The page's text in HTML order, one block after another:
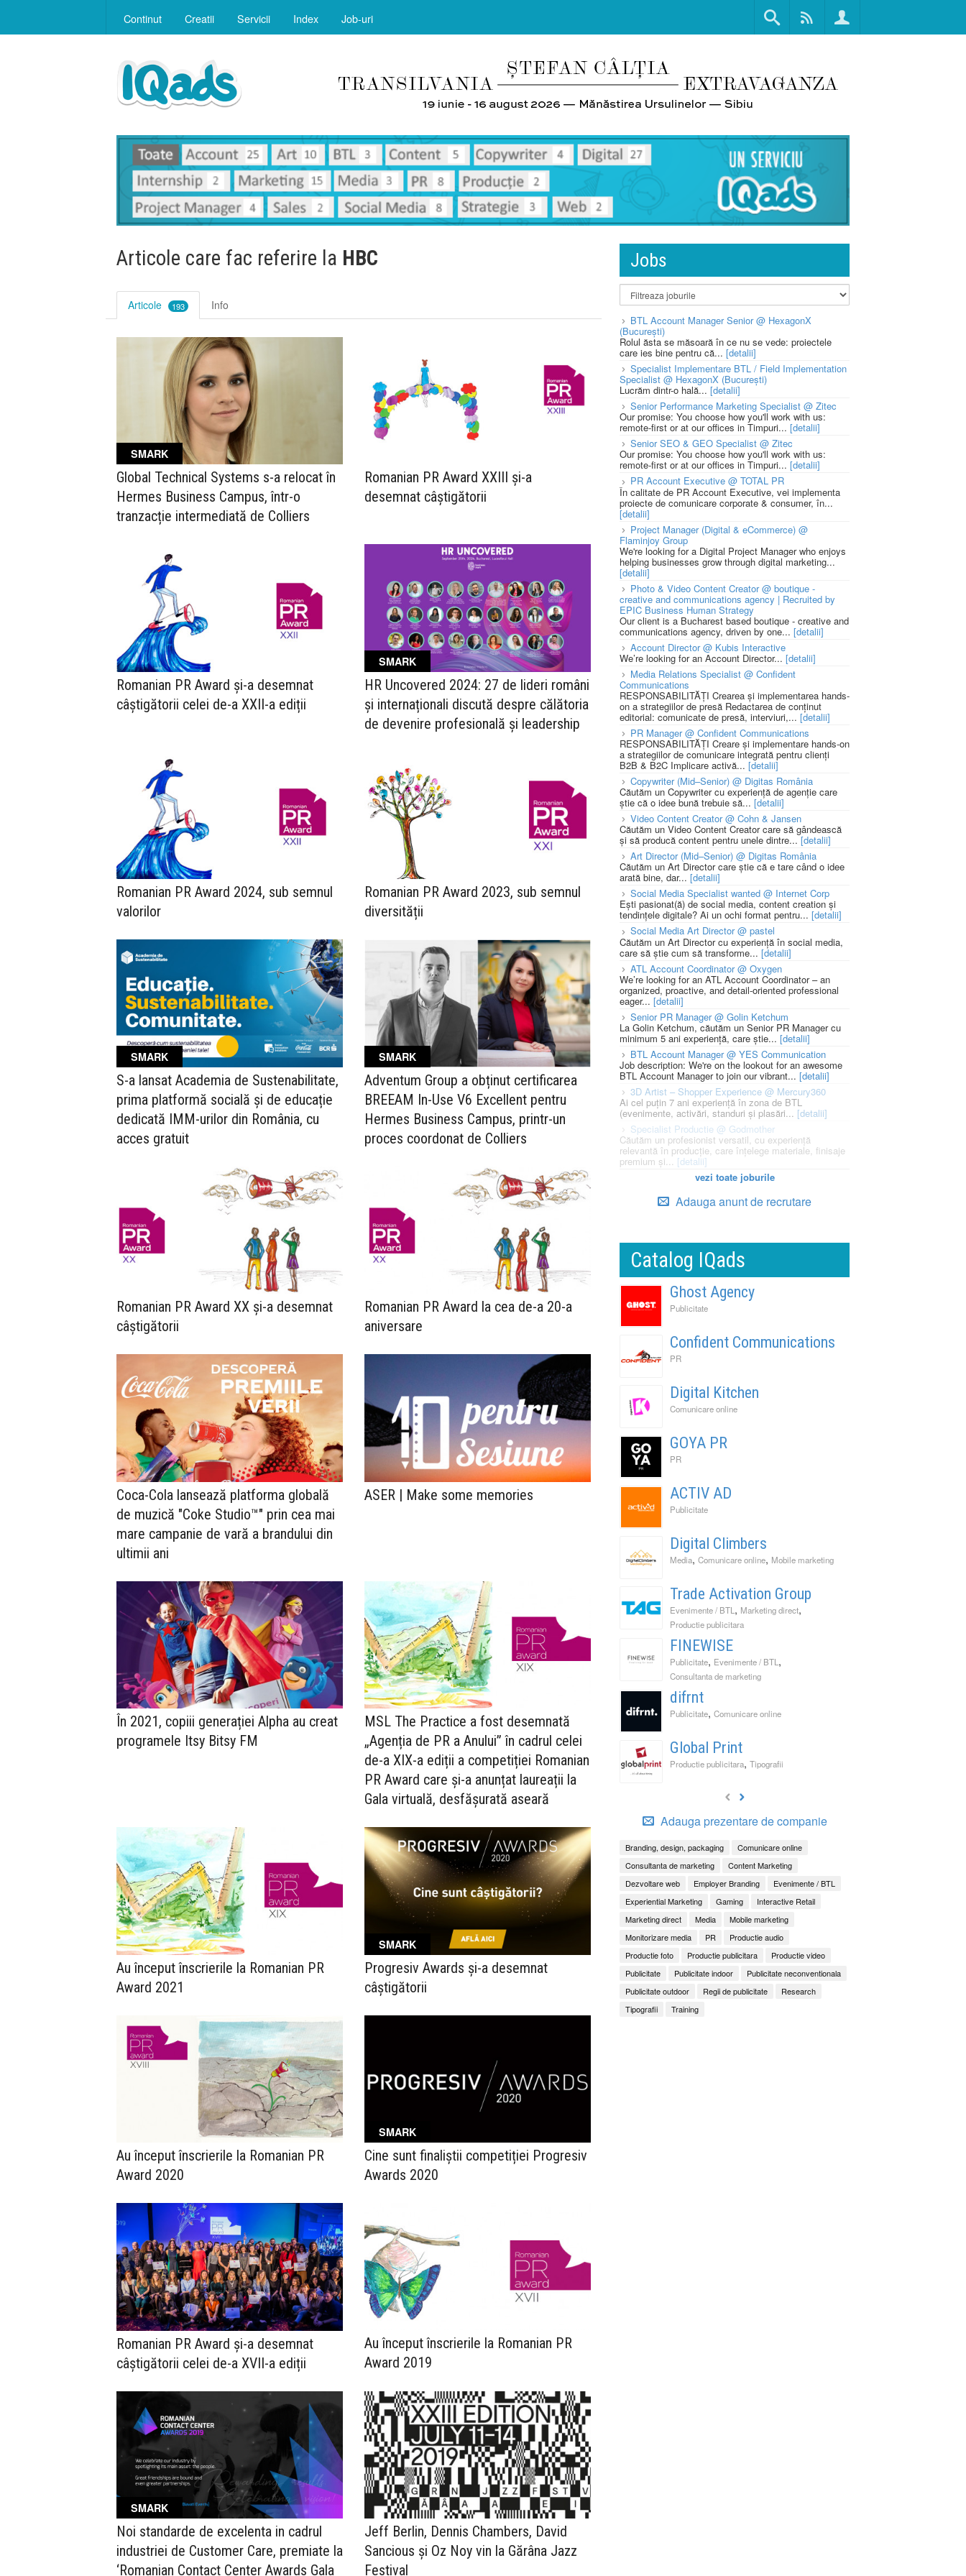
Continut Creatii Servicii Index Job-uri
Articole care fac referire la HBC
Articole 193 Info
SMARK
Global Technical Systems s-a relocat în
Hermes Business Campus, într-o
tranzacție intermediată de Colliers
Romanian PR Award XXIII și-a
desemnat câștigătorii
Romanian PR Award și-a desemnat
câștigătorii celei de-a XXII-a ediții
SMARK
HR Uncovered 2024: 27 de lideri români
și internaționali discută despre călătoria
de devenire profesională și leadership
Romanian PR Award 2024, sub semnul
valorilor
Romanian PR Award 2023, sub semnul
diversității
SMARK
S-a lansat Academia de Sustenabilitate,
prima platformă socială și de educație
dedicată IMM-urilor din România, cu
acces gratuit
SMARK
Adventum Group a obținut certificarea
BREEAM In-Use V6 Excellent pentru
Hermes Business Campus, printr-un
proces coordonat de Colliers
Romanian PR Award XX și-a desemnat
câștigătorii
Romanian PR Award la cea de-a 20-a
aniversare
Coca-Cola lansează platforma globală
de muzică "Coke Studio™" prin cea mai
mare campanie de vară a brandului din
ultimii ani
ASER | Make some memories
În 2021, copiii generației Alpha au creat
programele Itsy Bitsy FM
MSL The Practice a fost desemnată
„Agenția de PR a Anului” în cadrul celei
de-a XIX-a ediții a competiției Romanian
PR Award care și-a anunțat laureații la
Gala virtuală, desfășurată aseară
Au început înscrierile la Romanian PR
Award 2021
SMARK
Progresiv Awards și-a desemnat
câștigătorii
Au început înscrierile la Romanian PR
Award 2020
SMARK
Cine sunt finaliștii competiției Progresiv
Awards 2020
Romanian PR Award și-a desemnat
câștigătorii celei de-a XVII-a ediții
Au început înscrierile la Romanian PR
Award 2019
SMARK
Noi standarde de excelenta in cadrul
industriei de Customer Care, premiate la
‘Romanian Contact Center Awards Gala
Jeff Berlin, Dennis Chambers, David
Sancious și Oz Noy vin la Gărâna Jazz
Festival
Jobs
BTL Account Manager Senior @ HexagonX
(București)
Rolul ăsta se măsoară în ce nu se vede: proiectele
care ies bine pentru că... [detalii]
Specialist Implementare BTL / Field Implementation
Specialist @ HexagonX (București)
Lucrăm dintr-o hală... [detalii]
Senior Performance Marketing Specialist @ Zitec
Our promise: You choose how you'll work with us:
remote-first or at our offices in Timpuri... [detalii]
Senior SEO & GEO Specialist @ Zitec
Our promise: You choose how you'll work with us:
remote-first or at our offices in Timpuri... [detalii]
PR Account Executive @ TOTAL PR
În calitate de PR Account Executive, vei implementa
proiecte de comunicare corporate & consumer, în...
[detalii]
Project Manager (Digital & eCommerce) @
Flaminjoy Group
We're looking for a Digital Project Manager who enjoys
helping businesses grow through digital marketing...
[detalii]
Photo & Video Content Creator @ boutique -
creative and communications agency | Recruited by
EPIC Business Human Strategy
Our client is a Bucharest based boutique - creative and
communications agency, driven by one... [detalii]
Account Director @ Kubis Interactive
We’re looking for an Account Director... [detalii]
Media Relations Specialist @ Confident
Communications
RESPONSABILITĂȚI Crearea și implementarea hands-
on a strategiilor de presă Redactarea de conținut
editorial: comunicate de presă, interviuri,... [detalii]
PR Manager @ Confident Communications
RESPONSABILITĂȚI Creare și implementare hands-on
a strategiilor de comunicare integrată pentru clienți
B2B & B2C Implicare activă... [detalii]
Copywriter (Mid–Senior) @ Digitas România
Căutăm un Copywriter cu experiență de agenție care
știe că o idee bună trebuie să... [detalii]
Video Content Creator @ Cohn & Jansen
Căutăm un Video Content Creator care să gândească
și să producă content pentru unele dintre... [detalii]
Art Director (Mid–Senior) @ Digitas România
Căutăm un Art Director care știe că e tare când o idee
arată bine, dar... [detalii]
Social Media Specialist wanted @ Internet Corp
Ești pasionat(ă) de social media, content creation și
tendințele digitale? Ai un ochi format pentru... [detalii]
Social Media Art Director @ pastel
Căutăm un Art Director cu experiență în social media,
care să știe cum să transforme... [detalii]
ATL Account Coordinator @ Oxygen
We’re looking for an ATL Account Coordinator – an
organized, proactive, and detail-oriented professional
eager... [detalii]
Senior PR Manager @ Golin Ketchum
La Golin Ketchum, căutăm un Senior PR Manager cu
minimum 5 ani experiență, care știe... [detalii]
BTL Account Manager @ YES Communication
Job description: We're on the lookout for an awesome
BTL Account Manager to join our vibrant... [detalii]
3D Artist – Shopper Experience @ Mercury360
Ai cel puțin 7 ani experiență în zona de BTL
(evenimente, activări, standuri și plasări... [detalii]
Specialist Productie @ Godmother
Căutăm un profesionist versatil, cu experiență
relevantă în producție, care înțelege materiale, finisaje
premium și... [detalii]
vezi toate joburile
Adauga anunt de recrutare
Catalog IQads
Ghost Agency
Publicitate
Confident Communications
PR
Digital Kitchen
Comunicare online
GOYA PR
PR
ACTIV AD
Publicitate
Digital Climbers
Media, Comunicare online, Mobile marketing
Trade Activation Group
Evenimente / BTL , Marketing direct,
Productie publicitara
FINEWISE
Publicitate, Evenimente / BTL ,
Consultanta de marketing
difrnt
Publicitate, Comunicare online
Global Print
Productie publicitara, Tipografii
Adauga prezentare de companie
Branding, design, packaging
Comunicare online
Consultanta de marketing
Content Marketing
Dezvoltare web
Employer Branding
Evenimente / BTL
Experiential Marketing
Gaming
Interactive Retail
Marketing direct
Media
Mobile marketing
Monitorizare media
PR
Productie audio
Productie foto
Productie publicitara
Productie video
Publicitate
Publicitate indoor
Publicitate neconventionala
Publicitate outdoor
Regii de publicitate
Research
Tipografii
Training